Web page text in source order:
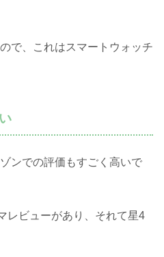
で、これはスマートウォッチ
ンでの評価もすごく高いで
レビューがあり、それて星4